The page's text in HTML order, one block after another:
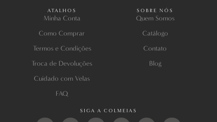
SOBRE NÓS
Quem Somos
Catálogo
Contato
Blog
ATALHOS
Minha Conta
Como Comprar
Termos e Condições
Troca de Devoluções
Cuidado com Velas
FAQ
SIGA A COLMEIAS